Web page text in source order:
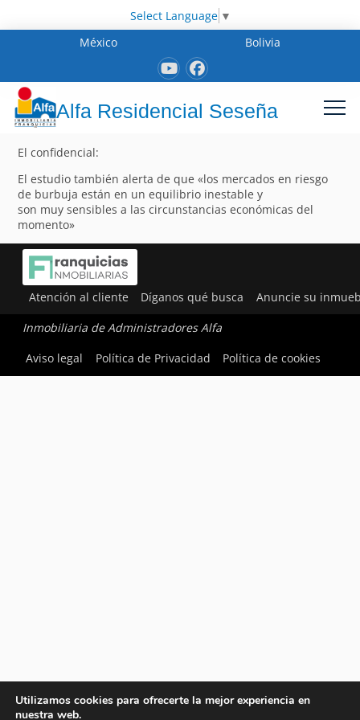
Select Language ▼
México
Bolivia
Alfa Residencial Seseña
El confidencial:
El estudio también alerta de que «los mercados en riesgo
de burbuja están en un equilibrio inestable y
son muy sensibles a las circunstancias económicas del
momento»
Atención al cliente Díganos qué busca Anuncie su
Inmobiliaria de Administradores Alfa
Aviso legal
Política de Privacidad Política de cookies
Utilizamos cookies para ofrecerte la mejor experiencia en
nuestra web.